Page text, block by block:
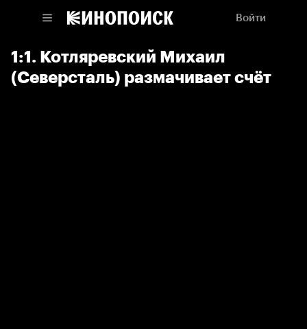
Войти
1:1. Котляревский Михаил
(Северсталь) размачивает счёт